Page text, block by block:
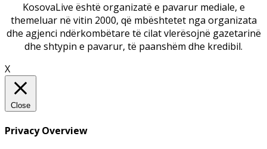
KosovaLive është organizatë e pavarur mediale, e
themeluar në vitin 2000, që mbështetet nga organizata
dhe agjenci ndërkombëtare të cilat vlerësojnë gazetarinë
dhe shtypin e pavarur, të paanshëm dhe kredibil.
X
Close
Privacy Overview